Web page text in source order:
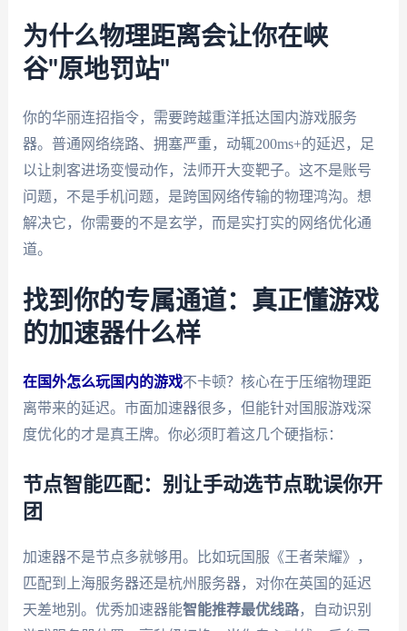
为什么物理距离会让你在峡
谷"原地罚站"
你的华丽连招指令，需要跨越重洋抵达国内游戏服务
器。普通网络绕路、拥塞严重，动辄200ms+的延迟，足
以让刺客进场变慢动作，法师开大变靶子。这不是账号
问题，不是手机问题，是跨国网络传输的物理鸿沟。想
解决它，你需要的不是玄学，而是实打实的网络优化通
道。
找到你的专属通道：真正懂游戏
的加速器什么样
在国外怎么玩国内的游戏不卡顿？核心在于压缩物理距
离带来的延迟。市面加速器很多，但能针对国服游戏深
度优化的才是真王牌。你必须盯着这几个硬指标：
节点智能匹配：别让手动选节点耽误你开
团
加速器不是节点多就够用。比如玩国服《王者荣耀》，
匹配到上海服务器还是杭州服务器，对你在英国的延迟
天差地别。优秀加速器能智能推荐最优线路，自动识别